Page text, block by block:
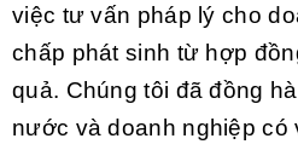
việc tư vấn pháp lý cho
chấp phát sinh từ hợp
quả. Chúng tôi đã đồng
nước và doanh nghiệp